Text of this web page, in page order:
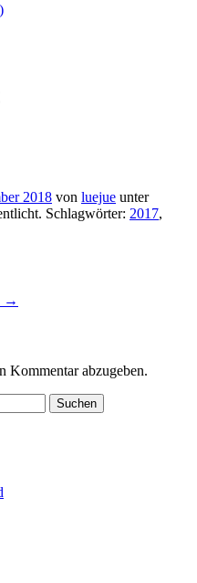
2018 von luejue unter
Schlagwörter: 2017,
→
Kommentar abzugeben.